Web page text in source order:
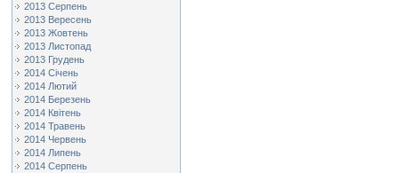
2013 Серпень
2013 Вересень
2013 Жовтень
2013 Листопад
2013 Грудень
2014 Січень
2014 Лютий
2014 Березень
2014 Квітень
2014 Травень
2014 Червень
2014 Липень
2014 Серпень